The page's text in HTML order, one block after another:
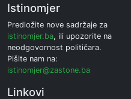
Istinomjer
Predložite nove sadržaje za
istinomjer.ba, ili upozorite na
neodgovornost političara.
Pišite nam na:
istinomjer@zastone.ba
Linkovi